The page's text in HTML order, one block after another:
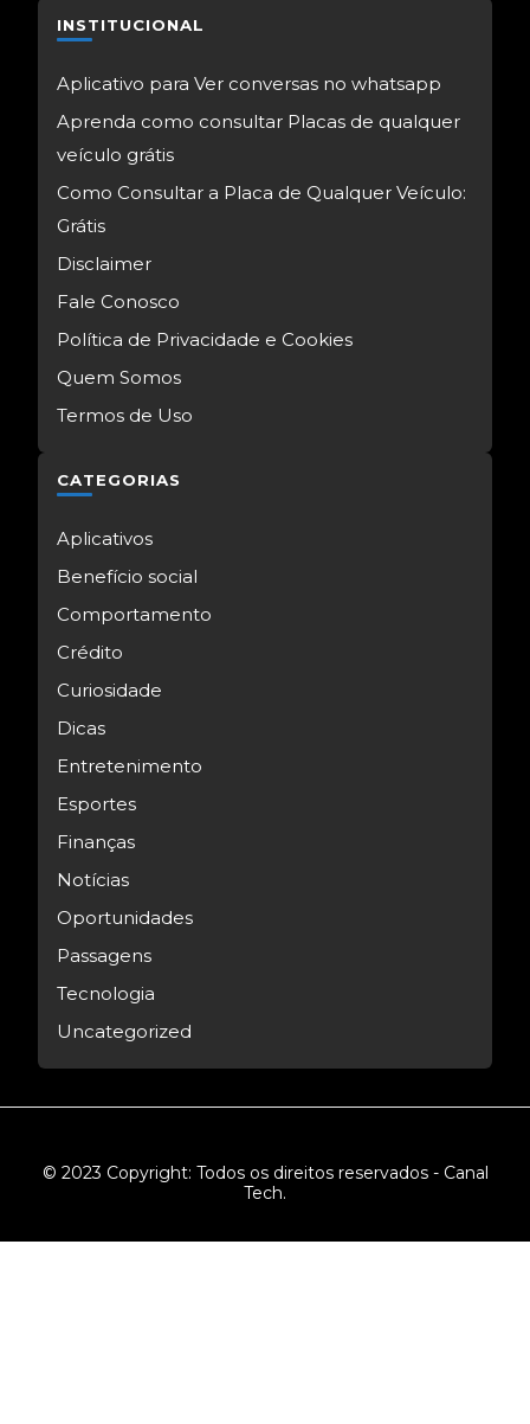
INSTITUCIONAL
Aplicativo para Ver conversas no whatsapp
Aprenda como consultar Placas de qualquer
veículo grátis
Como Consultar a Placa de Qualquer Veículo:
Grátis
Disclaimer
Fale Conosco
Política de Privacidade e Cookies
Quem Somos
Termos de Uso
CATEGORIAS
Aplicativos
Benefício social
Comportamento
Crédito
Curiosidade
Dicas
Entretenimento
Esportes
Finanças
Notícias
Oportunidades
Passagens
Tecnologia
Uncategorized
© 2023 Copyright: Todos os direitos reservados - Canal
Tech.